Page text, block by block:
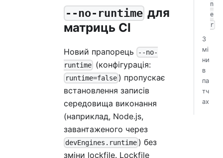
--no-runtime для
матриць CI
Новий прапорець
--no-
runtime (конфігурація:
runtime=false ) пропускає
встановлення записів
середовища виконання
(наприклад, Node.js,
завантаженого через
devEngines.runtime ) без
зміни lockfile. Lockfile
n
e
r
З
мі
ни
в
па
тч
ах